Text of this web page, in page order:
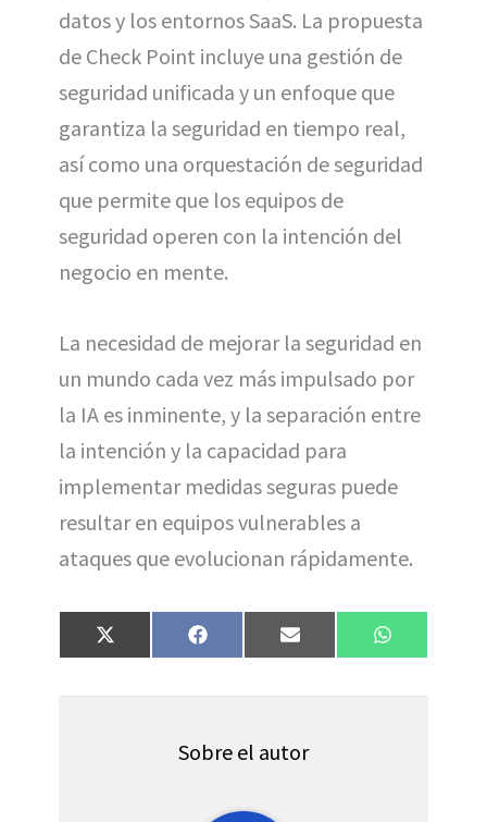
datos y los entornos SaaS. La propuesta
de Check Point incluye una gestión de
seguridad unificada y un enfoque que
garantiza la seguridad en tiempo real,
así como una orquestación de seguridad
que permite que los equipos de
seguridad operen con la intención del
negocio en mente.
La necesidad de mejorar la seguridad en
un mundo cada vez más impulsado por
la IA es inminente, y la separación entre
la intención y la capacidad para
implementar medidas seguras puede
resultar en equipos vulnerables a
ataques que evolucionan rápidamente.
Compartir
en
X
(
w
Compartir
en
F
a
e
o
k
Compartir
en
E
m
i
Compartir
en
W
h
t
Sobre el autor